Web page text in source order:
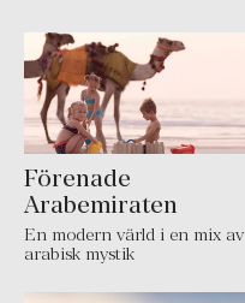
Förenade
Arabemiraten
En modern värld i en mix av
arabisk mystik